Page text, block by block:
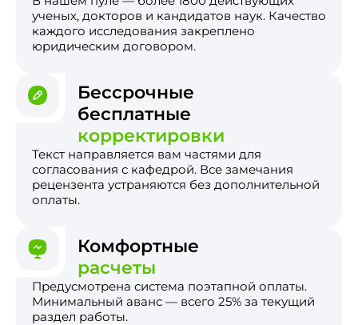
ученых, докторов и кандидатов наук. Качество
каждого исследования закреплено
юридическим договором.
Бессрочные
бесплатные
корректировки
Текст направляется вам частями для
согласования с кафедрой. Все замечания
рецензента устраняются без дополнительной
оплаты.
Комфортные
расчеты
Предусмотрена система поэтапной оплаты.
Минимальный аванс — всего 25% за текущий
раздел работы.